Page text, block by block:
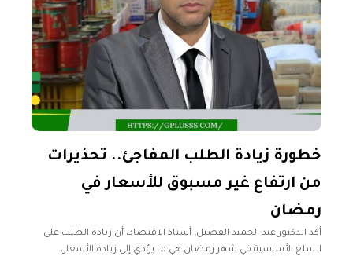
خطورة زيادة الطلب المفاجئ.. تحذيرات
من ارتفاع غير مسبوق للأسعار في
رمضان
أكد الدكتور عبد الحميد الفضيل، أستاذ الاقتصاد، أن زيادة الطلب على
السلع الأساسية في شهر رمضان هي ما يؤدي إلى زيادة الأسعار،